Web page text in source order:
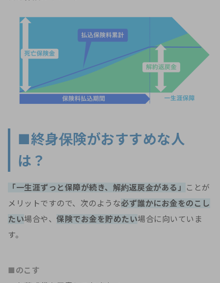
■終身保険がおすすめな人
は？
「一生涯ずっと保障が続き、解約返戻金がある」
ことが
メリットですので、次のような必ず誰かにお金をのこし
たい場合や、 保険でお金を貯めたい場合に向いていま
す。
■のこす